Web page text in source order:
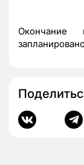
Окончание